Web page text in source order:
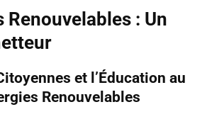
Renouvelables : Un
et l’Éducation au
Renouvelables